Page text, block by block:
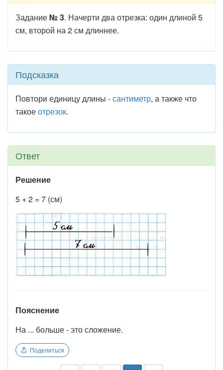
Задание№ 3. Начерти два отрезка: один длиной 5
см, второй на 2 см длиннее.
Подсказка
Повтори единицу длины -сантиметр, а также что
такоеотрезок.
Ответ
Решение
5 + 2 = 7 (см)
Пояснение
На ... больше - это сложение.
Поделиться